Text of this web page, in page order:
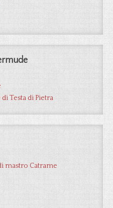
Testa di Pietra
mastro Catrame